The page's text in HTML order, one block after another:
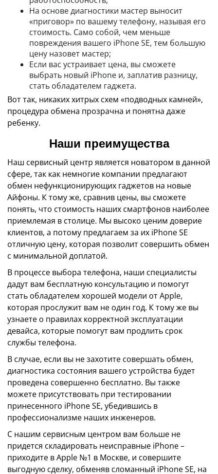
На основе диагностики мастер выносит
«приговор» по вашему телефону, называя его
стоимость. Само собой, чем меньше
повреждения вашего iPhone SE, тем большую
цену назовет мастер;
Если вас устраивает цена, вы сможете
выбрать новый iPhone и, заплатив разницу,
стать обладателем гаджета.
Вот так, никаких хитрых схем «подводных камней»,
процедура обмена прозрачна и понятна даже
ребенку.
Наши преимущества
Наш сервисный центр является новатором в данной
сфере, так как немногие компании предлагают
обмен нефункционирующих гаджетов на новые
Айфоны. К тому же, сравнив цены, вы сможете
понять, что стоимость наших смартфонов наиболее
приемлемая в столице. Мы высоко ценим доверие
клиентов, а потому предлагаем за их iPhone SE
отличную цену, которая позволит совершить обмен
с минимальной доплатой.
В процессе выбора телефона, наши специалисты
дадут вам бесплатную консультацию и помогут
стать обладателем хорошей модели от Apple,
которая прослужит вам не один год. К тому же вы
узнаете о правилах корректной эксплуатации
девайса, которые помогут вам продлить срок
службы телефона.
В случае, если вы не захотите совершать обмен,
диагностика состояния вашего устройства будет
проведена совершенно бесплатно. Вы также
можете присутствовать при тестировании
принесенного iPhone SE, убедившись в
профессионализме наших инженеров.
С нашим сервисным центром вам больше не
придется складировать неисправные iPhone –
приходите в Apple №1 в Москве, и совершите
выгодную сделку, обменяв сломанный iPhone SE, на